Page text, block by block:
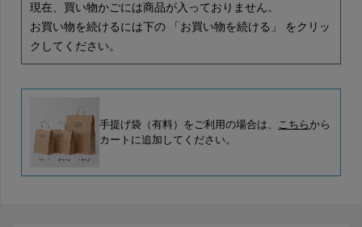
現在、買い物かごには商品が入っておりません。
お買い物を続けるには下の 「お買い物を続ける」 をクリッ
クしてください。
手提げ袋（有料）をご利用の場合は、 こちらから
カートに追加してください。